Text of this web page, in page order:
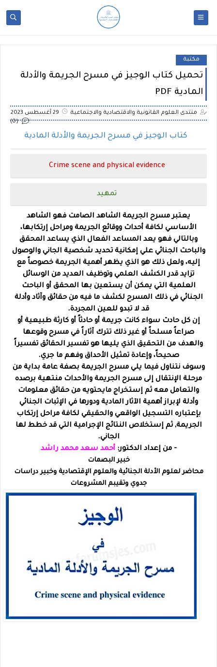
مكتبة
تحميل كتاب الوجيز في مسرح الجريمة والأدلة
المادية PDF
منتدى العلوم القانونية والاقتصادية والاجتماعية
29 أغسطس 2023
(0)
كتاب الوجيز في مسرح الجريمة والأدلة المادية
Crime scene and physical evidence
تمهيد
يعتبر مسرح الجريمة الشاهد الصامت فهو الشاهد
الأساسي لكافة أحداث ووقائع الجريمة ومراحل إرتكابها،
وبالتالي فهو يعد المساعد الفعال الذي يساعد المحقق
والباحث الجنائي علي إمكانية تحديد شخصية الجاني والوصول
إليه، ولعل ذلك هو الذي يظهر أهمية الجريمة خصوصاً مع
تزايد قدر الكشف العلمي وتوظيف العديد من الوسائل
العلمية التي يمكن أن يستعين بها المحقق أو الباحث
الجنائي في ذلك المسرح لكشف ما فيه من حقائق وآثاد وأدلة
قد لا تبدو للعين المجردة.
إن كل حادث سواء كانت جريمة أو حادثاً أو كارثة طبيعية أو
صراعاً مسلحاً أو غير ذلك تترك آثاراً في مسرح وقوعها
والهدف من التحقيق الذي يليها هو تفسير الحقائق تفسيراً
صحيحاً، وإعادة تمثيل الأحداق وفهم ما جري.
وسوف نتناول فيما يلي مسرح الجريمة بصفة عامة بداية من
مرحلة الإنتقال إلى مسرح الجريمة والأحداث منتهية برصده
والتعامل معه ثم إستخراج مايحتويه من حقائق معلومات
وأدلة لإبراز أهمية الآثار المادية ودورها في الإثبات الجنائي
بإعتباره التسجيل الواقعي والحقيقي لكافة مراحل إرتكاب
الجريمة, ثم إستخلاص النتائج الإجرامية التي قد خطط لها
الجاني.
- من إعداد الدكتور: أحمد سعد محمد راشد
خبير البصمات
محاضر لعلوم الأدلة الجنائية والعلوم الإقتصادية وخبير دراسات
جدوي وتقيبم المشروعات